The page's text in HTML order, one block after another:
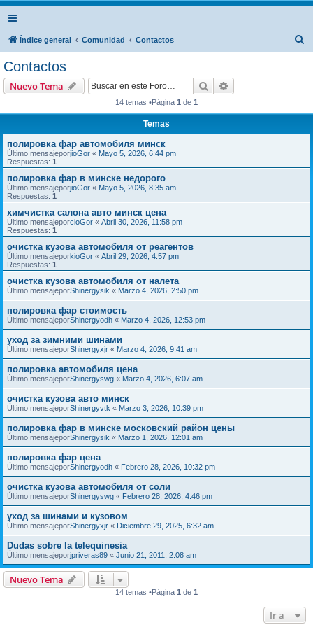
Índice general Comunidad Contactos
Contactos
Nuevo Tema Buscar
14 temas •Página 1 de 1
Temas
полировка фар автомобиля минск
Último mensajeporjioGor « Mayo 5, 2026, 6:44 pm
Respuestas: 1
полировка фар в минске недорого
Último mensajeporjioGor « Mayo 5, 2026, 8:35 am
Respuestas: 1
химчистка салона авто минск цена
Último mensajeporcioGor « Abril 30, 2026, 11:58 pm
Respuestas: 1
очистка кузова автомобиля от реагентов
Último mensajeporkioGor « Abril 29, 2026, 4:57 pm
Respuestas: 1
очистка кузова автомобиля от налета
Último mensajeporShinergysik « Marzo 4, 2026, 2:50 pm
полировка фар стоимость
Último mensajeporShinergyodh « Marzo 4, 2026, 12:53 pm
уход за зимними шинами
Último mensajeporShinergyxjr « Marzo 4, 2026, 9:41 am
полировка автомобиля цена
Último mensajeporShinergyswg « Marzo 4, 2026, 6:07 am
очистка кузова авто минск
Último mensajeporShinergyvtk « Marzo 3, 2026, 10:39 pm
полировка фар в минске московский район цены
Último mensajeporShinergysik « Marzo 1, 2026, 12:01 am
полировка фар цена
Último mensajeporShinergyodh « Febrero 28, 2026, 10:32 pm
очистка кузова автомобиля от соли
Último mensajeporShinergyswg « Febrero 28, 2026, 4:46 pm
уход за шинами и кузовом
Último mensajeporShinergyxjr « Diciembre 29, 2025, 6:32 am
Dudas sobre la telequinesia
Último mensajeporjpriveras89 « Junio 21, 2011, 2:08 am
Nuevo Tema
14 temas •Página 1 de 1
Ir a